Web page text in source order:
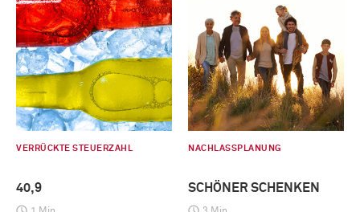
VERRÜCKTE STEUERZAHL
40,9
NACHLASSPLANUNG
SCHÖNER SCHENKEN